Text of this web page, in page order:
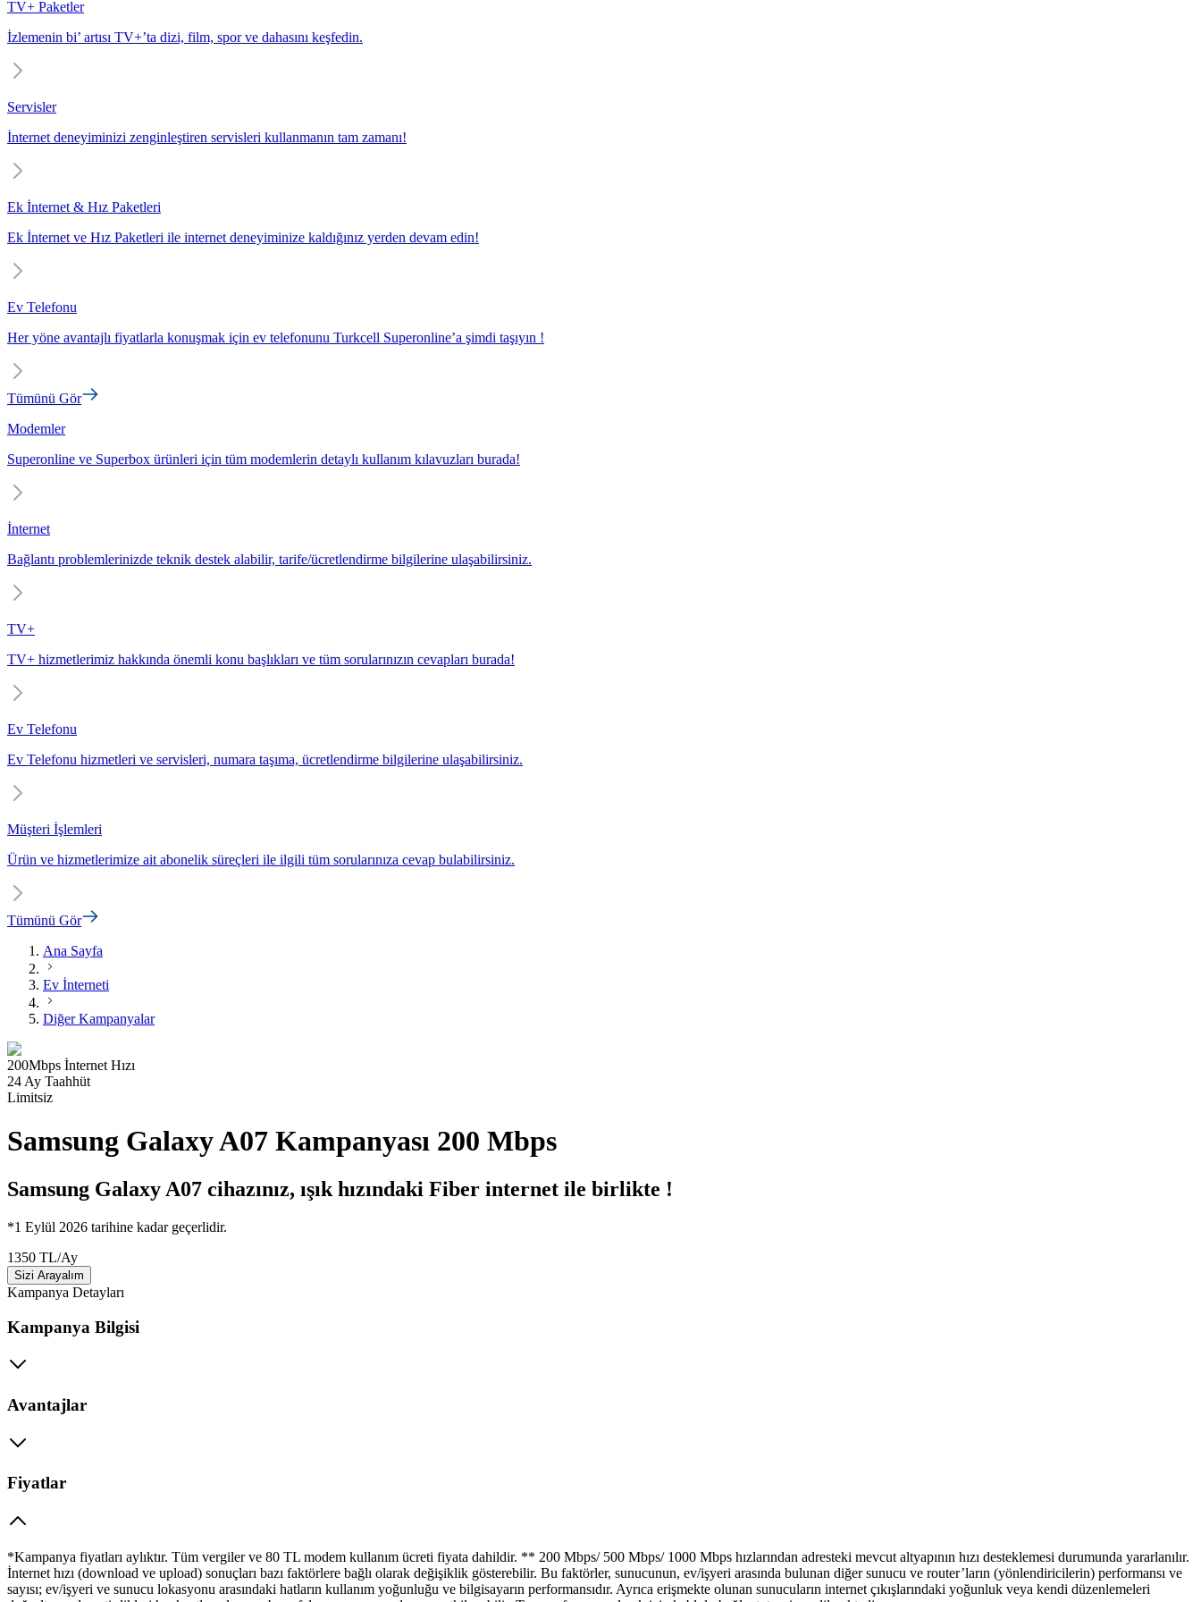
TV+ Paketler
İzlemenin bi’ artısı TV+’ta dizi, film, spor ve dahasını keşfedin.
Servisler
İnternet deneyiminizi zenginleştiren servisleri kullanmanın tam zamanı!
Ek İnternet & Hız Paketleri
Ek İnternet ve Hız Paketleri ile internet deneyiminize kaldığınız yerden devam edin!
Ev Telefonu
Her yöne avantajlı fiyatlarla konuşmak için ev telefonunu Turkcell Superonline’a şimdi taşıyın !
Tümünü Gör
Modemler
Superonline ve Superbox ürünleri için tüm modemlerin detaylı kullanım kılavuzları burada!
İnternet
Bağlantı problemlerinizde teknik destek alabilir, tarife/ücretlendirme bilgilerine ulaşabilirsiniz.
TV+
TV+ hizmetlerimiz hakkında önemli konu başlıkları ve tüm sorularınızın cevapları burada!
Ev Telefonu
Ev Telefonu hizmetleri ve servisleri, numara taşıma, ücretlendirme bilgilerine ulaşabilirsiniz.
Müşteri İşlemleri
Ürün ve hizmetlerimize ait abonelik süreçleri ile ilgili tüm sorularınıza cevap bulabilirsiniz.
Tümünü Gör
Ana Sayfa
Ev İnterneti
Diğer Kampanyalar
200Mbps İnternet Hızı
24 Ay Taahhüt
Limitsiz
Samsung Galaxy A07 Kampanyası 200 Mbps
Samsung Galaxy A07 cihazınız, ışık hızındaki Fiber internet ile birlikte !
*1 Eylül 2026 tarihine kadar geçerlidir.
1350 TL/Ay
Sizi Arayalım
Kampanya Detayları
Kampanya Bilgisi
Avantajlar
Fiyatlar
*Kampanya fiyatları aylıktır. Tüm vergiler ve 80 TL modem kullanım ücreti fiyata dahildir. ** 200 Mbps/ 500 Mbps/ 1000 Mbps hızlarından adresteki mevcut altyapının hızı desteklemesi durumunda yararlanılır.
İnternet hızı (download ve upload) sonuçları bazı faktörlere bağlı olarak değişiklik gösterebilir. Bu faktörler, sunucunun, ev/işyeri arasında bulunan diğer sunucu ve router’ların (yönlendiricilerin) performansı ve
sayısı; ev/işyeri ve sunucu lokasyonu arasındaki hatların kullanım yoğunluğu ve bilgisayarın performansıdır. Ayrıca erişmekte olunan sunucuların internet çıkışlarındaki yoğunluk veya kendi düzenlemeleri